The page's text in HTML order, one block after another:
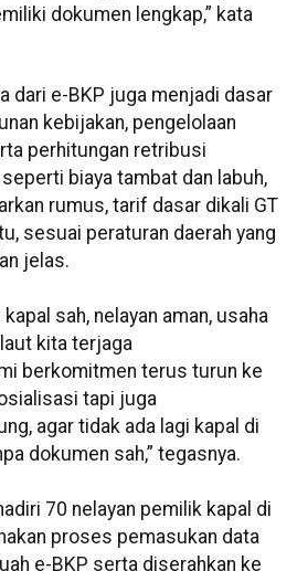
dokumen lengkap,” kata
dari e-BKP juga menjadi dasar
kebijakan, pengelolaan
perhitungan retribusi
biaya tambat dan labuh,
rumus, tarif dasar dikali GT
sesuai peraturan daerah yang
jelas.
sah, nelayan aman, usaha
kita terjaga
berkomitmen terus turun ke
tapi juga
agar tidak ada lagi kapal di
dokumen sah,” tegasnya.
70 nelayan pemilik kapal di
proses pemasukan data
e-BKP serta diserahkan ke